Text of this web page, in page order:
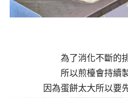
為了消化不斷的
所以煎檯會持續
因為蛋餅太大所以要